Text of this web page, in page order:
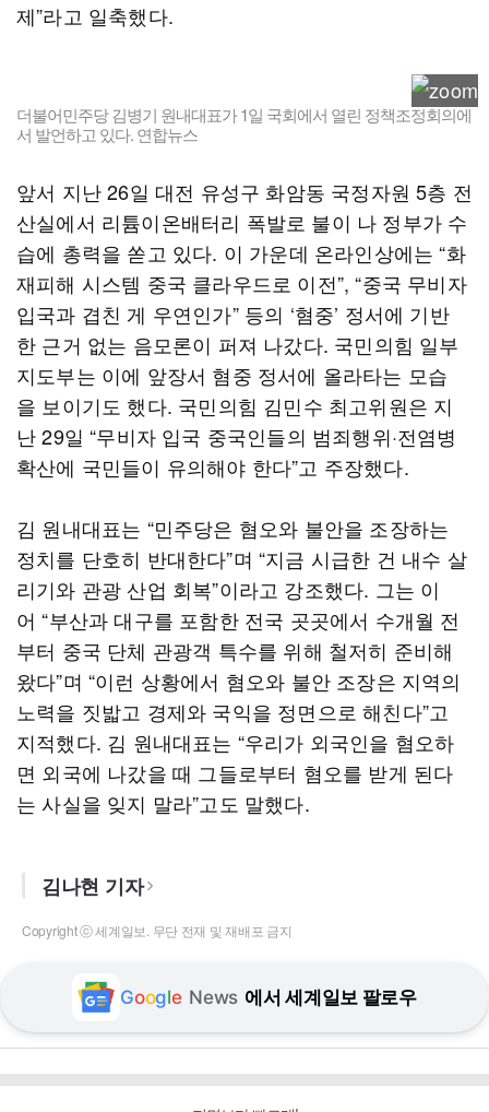
제”라고 일축했다.
더불어민주당 김병기 원내대표가 1일 국회에서 열린 정책조정회의에
서 발언하고 있다. 연합뉴스
앞서 지난 26일 대전 유성구 화암동 국정자원 5층 전
산실에서 리튬이온배터리 폭발로 불이 나 정부가 수
습에 총력을 쏟고 있다. 이 가운데 온라인상에는 “화
재피해 시스템 중국 클라우드로 이전”, “중국 무비자
입국과 겹친 게 우연인가” 등의 ‘혐중’ 정서에 기반
한 근거 없는 음모론이 퍼져 나갔다. 국민의힘 일부
지도부는 이에 앞장서 혐중 정서에 올라타는 모습
을 보이기도 했다. 국민의힘 김민수 최고위원은 지
난 29일 “무비자 입국 중국인들의 범죄행위·전염병
확산에 국민들이 유의해야 한다”고 주장했다.
김 원내대표는 “민주당은 혐오와 불안을 조장하는
정치를 단호히 반대한다”며 “지금 시급한 건 내수 살
리기와 관광 산업 회복”이라고 강조했다. 그는 이
어 “부산과 대구를 포함한 전국 곳곳에서 수개월 전
부터 중국 단체 관광객 특수를 위해 철저히 준비해
왔다”며 “이런 상황에서 혐오와 불안 조장은 지역의
노력을 짓밟고 경제와 국익을 정면으로 해친다”고
지적했다. 김 원내대표는 “우리가 외국인을 혐오하
면 외국에 나갔을 때 그들로부터 혐오를 받게 된다
는 사실을 잊지 말라”고도 말했다.
김나현 기자
Copyright ⓒ 세계일보. 무단 전재 및 재배포 금지
Google News 에서 세계일보 팔로우